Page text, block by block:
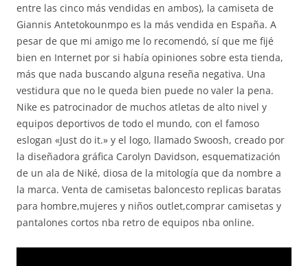
entre las cinco más vendidas en ambos), la camiseta de
Giannis Antetokounmpo es la más vendida en España. A
pesar de que mi amigo me lo recomendó, sí que me fijé
bien en Internet por si había opiniones sobre esta tienda,
más que nada buscando alguna reseña negativa. Una
vestidura que no le queda bien puede no valer la pena.
Nike es patrocinador de muchos atletas de alto nivel y
equipos deportivos de todo el mundo, con el famoso
eslogan «Just do it.» y el logo, llamado Swoosh, creado por
la diseñadora gráfica Carolyn Davidson, esquematización
de un ala de Niké, diosa de la mitología que da nombre a
la marca. Venta de camisetas baloncesto replicas baratas
para hombre,mujeres y niños outlet,comprar camisetas y
pantalones cortos nba retro de equipos nba online.